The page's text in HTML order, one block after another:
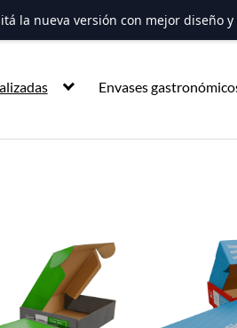
Envases
la nueva versión con mejor diseño